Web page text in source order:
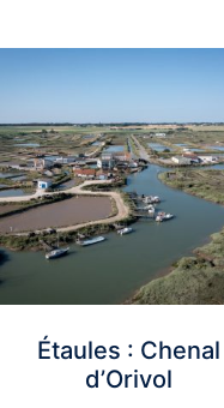
Étaules : Chenal
d’Orivol